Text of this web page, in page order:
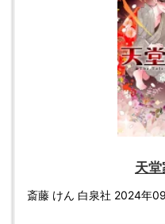
天
斎藤 けん 白泉社 2024年